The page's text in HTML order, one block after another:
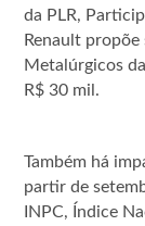
da PLR,
Renault propõe
Metalúrgicos
R$ 30 mil.
Também há
partir de
INPC, Índice